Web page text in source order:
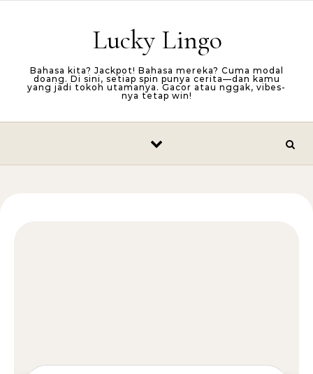
Lucky Lingo
Bahasa kita? Jackpot! Bahasa mereka? Cuma modal
doang. Di sini, setiap spin punya cerita—dan kamu
yang jadi tokoh utamanya. Gacor atau nggak, vibes-
nya tetap win!